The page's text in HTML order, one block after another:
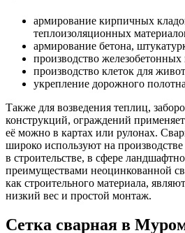
армирование кирпичных
теплоизоляционных
армирование бетона,
производство железобетонных
производство клеток для
укрепление дорожного
Также для возведения теплиц,
конструкций, ограждений
её можно в картах или рулонах.
широко используют на
в строительстве, в сфере
преимуществами неоцинкованной
как строительного материала,
низкий вес и простой монтаж.
Сетка сварная в